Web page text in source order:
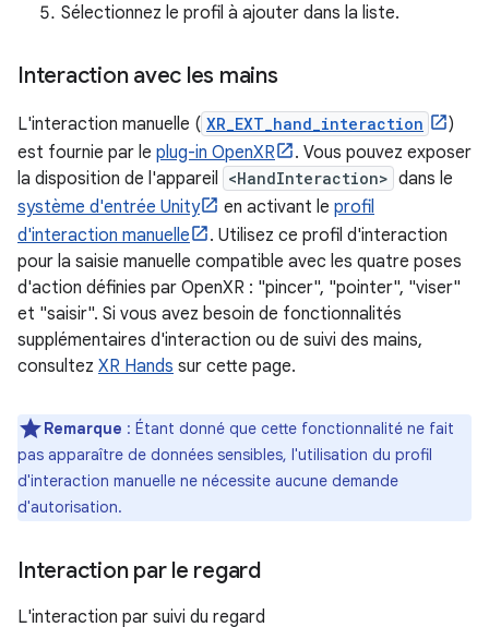
Sélectionnez le profil à ajouter dans la liste.
Interaction avec les mains
L'interaction manuelle ( XR_EXT_hand_interaction
)
est fournie par le plug-in OpenXR
. Vous pouvez exposer
la disposition de l'appareil
<HandInteraction> dans le
système d'entrée Unity
en activant le profil
d'interaction manuelle
. Utilisez ce profil d'interaction
pour la saisie manuelle compatible avec les quatre poses
d'action définies par OpenXR : "pincer", "pointer", "viser"
et "saisir". Si vous avez besoin de fonctionnalités
supplémentaires d'interaction ou de suivi des mains,
consultez XR Hands sur cette page.
Remarque : Étant donné que cette fonctionnalité ne fait
pas apparaître de données sensibles, l'utilisation du profil
d'interaction manuelle ne nécessite aucune demande
d'autorisation.
Interaction par le regard
L'interaction par suivi du regard